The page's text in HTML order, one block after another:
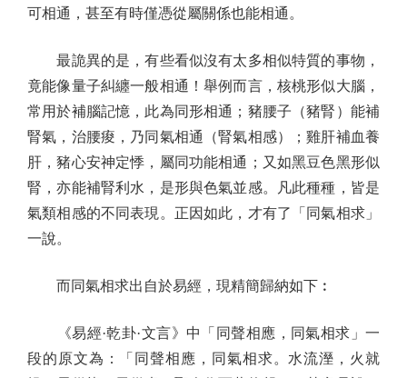
可相通，甚至有時僅憑從屬關係也能相通。
最詭異的是，有些看似沒有太多相似特質的事物，
竟能像量子糾纏一般相通！舉例而言，核桃形似大腦，
常用於補腦記憶，此為同形相通；豬腰子（豬腎）能補
腎氣，治腰痠，乃同氣相通（腎氣相感）；雞肝補血養
肝，豬心安神定悸，屬同功能相通；又如黑豆色黑形似
腎，亦能補腎利水，是形與色氣並感。凡此種種，皆是
氣類相感的不同表現。正因如此，才有了「同氣相求」
一說。
而同氣相求出自於易經，現精簡歸納如下︰
《易經·乾卦·文言》中「同聲相應，同氣相求」一
段的原文為：「同聲相應，同氣相求。水流溼，火就